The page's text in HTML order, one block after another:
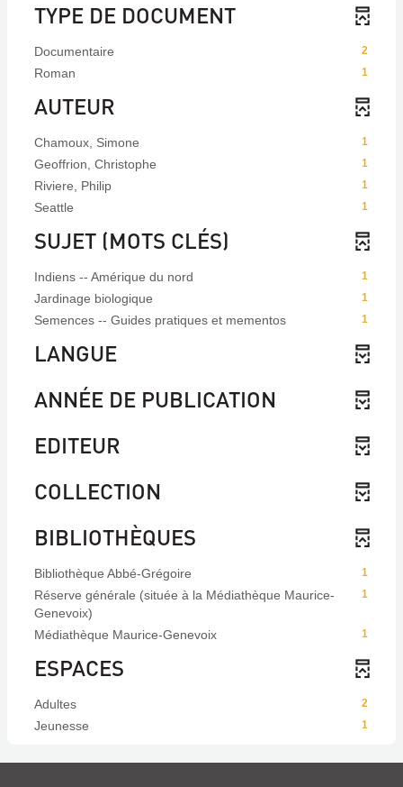
TYPE DE DOCUMENT
2
Documentaire
1
Roman
AUTEUR
1
Chamoux, Simone
1
Geoffrion, Christophe
1
Riviere, Philip
1
Seattle
SUJET (MOTS CLÉS)
1
Indiens -- Amérique du nord
1
Jardinage biologique
1
Semences -- Guides pratiques et mementos
LANGUE
ANNÉE DE PUBLICATION
EDITEUR
COLLECTION
BIBLIOTHÈQUES
1
Bibliothèque Abbé-Grégoire
1
Réserve générale (située à la Médiathèque Maurice-
Genevoix)
1
Médiathèque Maurice-Genevoix
ESPACES
2
Adultes
1
Jeunesse